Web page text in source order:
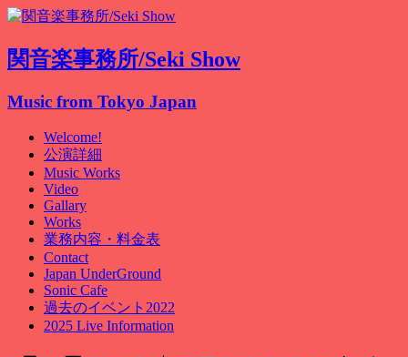
関音楽事務所/Seki Show
Music from Tokyo Japan
Welcome!
公演詳細
Music Works
Video
Gallary
Works
業務内容・料金表
Contact
Japan UnderGround
Sonic Cafe
過去のイベント2022
2025 Live Information